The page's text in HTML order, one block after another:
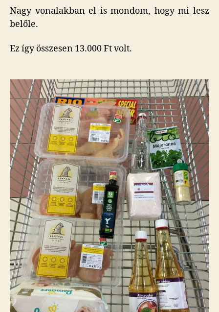
Nagy vonalakban el is mondom, hogy mi lesz
belőle.
Ez így összesen 13.000 Ft volt.